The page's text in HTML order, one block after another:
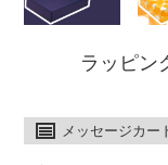
ラッピン
メッセージカー